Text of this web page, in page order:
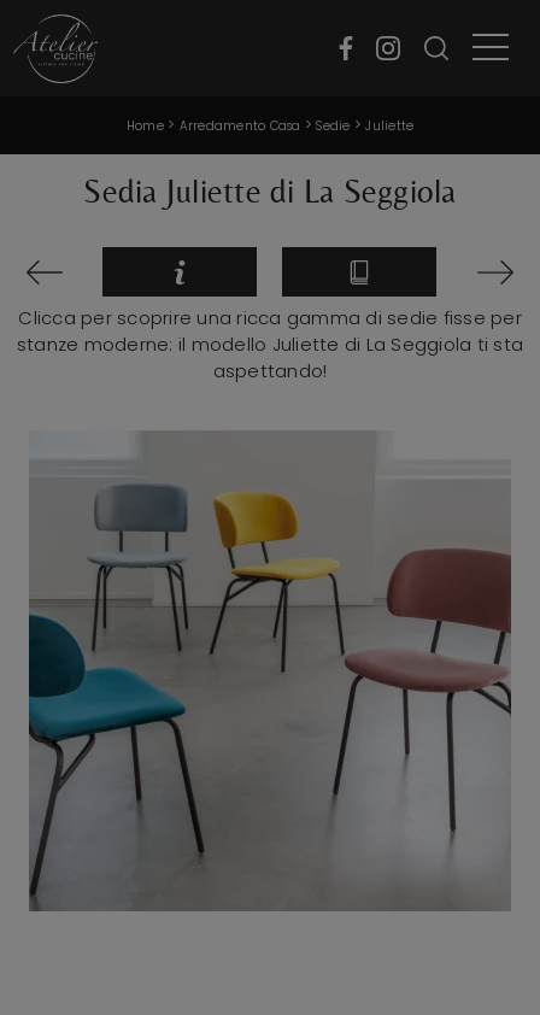
Home> Arredamento Casa >Sedie >Juliette
Sedia Juliette di La Seggiola
Clicca per scoprire una ricca gamma di sedie fisse per
stanze moderne: il modello Juliette di La Seggiola ti sta
aspettando!